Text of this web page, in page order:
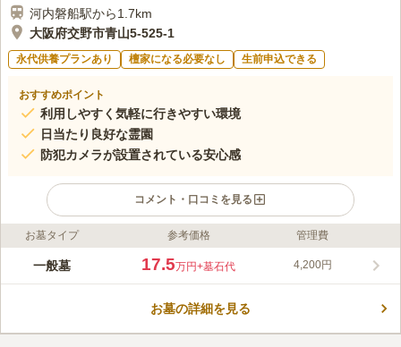
河内磐船駅から1.7km
大阪府交野市青山5-525-1
永代供養プランあり 檀家になる必要なし 生前申込できる
おすすめポイント
利用しやすく気軽に行きやすい環境
日当たり良好な霊園
防犯カメラが設置されている安心感
コメント・口コミを見る
ライフドット編集部のコメント
交野市内にある、悠然と佇む山々が見晴らせる環境の霊苑です。
日には暖かな日差しを感じながらお参りができます。一般墓所と
お墓タイプ 参考価格 管理費
一般墓 17.5万円+墓石代 4,200円
お墓の詳細を見る